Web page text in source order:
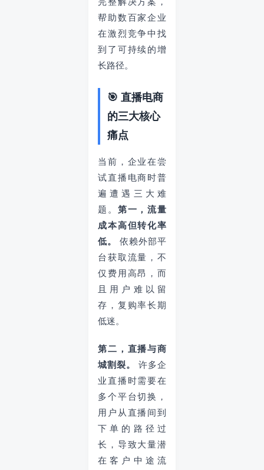
帮助数百家企业
在激烈竞争中找
到了可持续的增
长路径。
🎯 直播电商
的三大核心
痛点
当前，企业在尝
试直播电商时普
遍遭遇三大难
题。 第一，流量
成本高但转化率
低。
依赖外部平
台获取流量，不
仅费用高昂，而
且用户难以留
存，复购率长期
低迷。
第二，直播与商
城割裂。
许多企
业直播时需要在
多个平台切换，
用户从直播间到
下单的路径过
长，导致大量潜
在客户中途流